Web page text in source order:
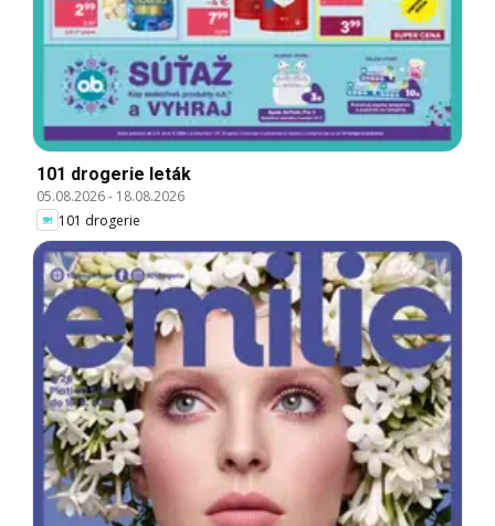
101 drogerie leták
05.08.2026- 18.08.2026
101 drogerie